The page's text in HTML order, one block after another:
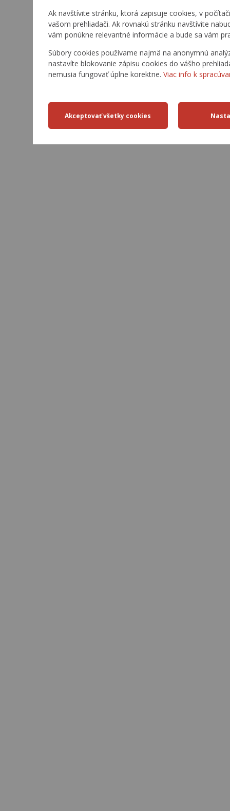
Ak navštívite stránku, ktorá zapisuje cookies, v
vašom prehliadači. Ak rovnakú stránku navštívite
vám ponúkne relevantné informácie a bude sa vám
Súbory cookies používame najmä na anonymnú
nastavíte blokovanie zápisu cookies do vášho
nemusia fungovať úplne korektne. Viac info k